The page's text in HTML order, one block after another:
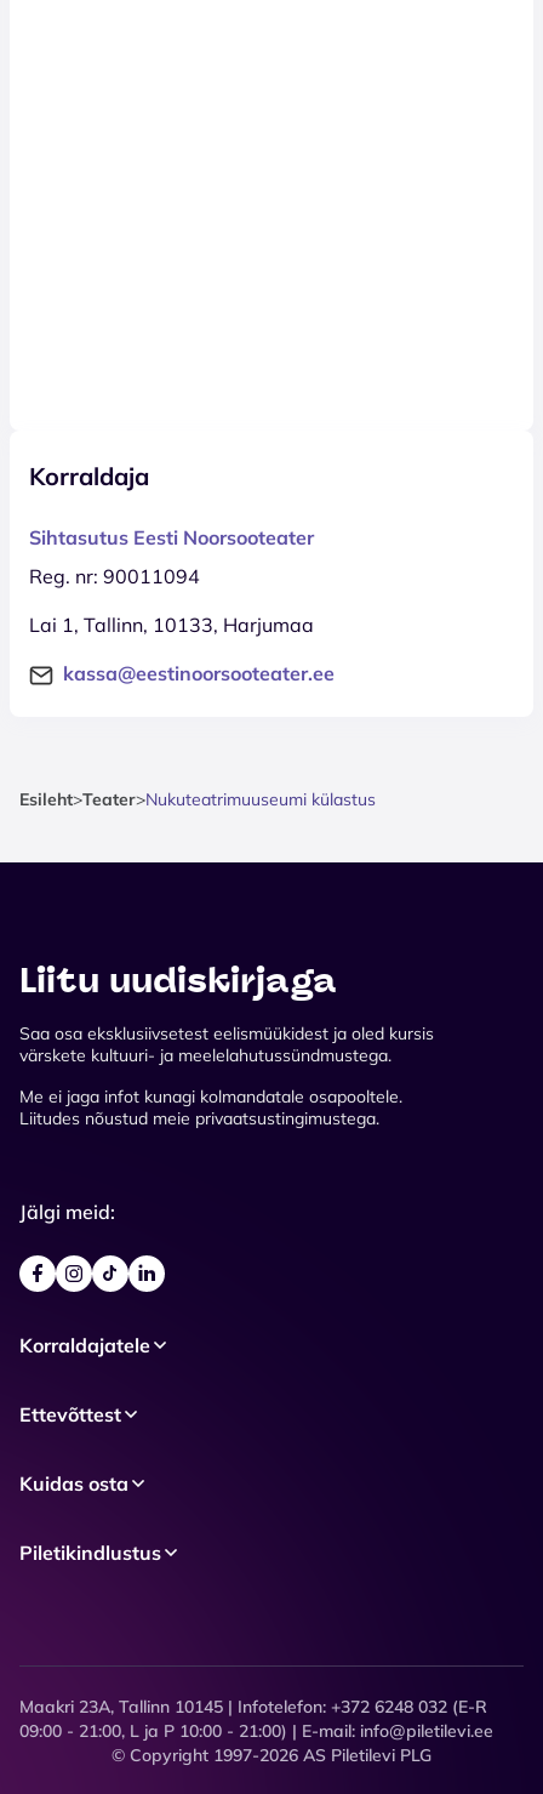
Korraldaja
Sihtasutus Eesti Noorsooteater
Reg. nr: 90011094
Lai 1, Tallinn, 10133, Harjumaa
kassa@eestinoorsooteater.ee
Esileht>Teater>Nukuteatrimuuseumi külastus
Liitu uudiskirjaga
Saa osa eksklusiivsetest eelismüükidest ja oled kursis
värskete kultuuri- ja meelelahutussündmustega.
Me ei jaga infot kunagi kolmandatale osapooltele.
Liitudes nõustud meie privaatsustingimustega.
Jälgi meid:
Korraldajatele
Ettevõttest
Kuidas osta
Piletikindlustus
Maakri 23A, Tallinn 10145 | Infotelefon: +372 6248 032 (E-R
09:00 - 21:00, L ja P 10:00 - 21:00) | E-mail: info@piletilevi.ee
© Copyright 1997-2026 AS Piletilevi PLG